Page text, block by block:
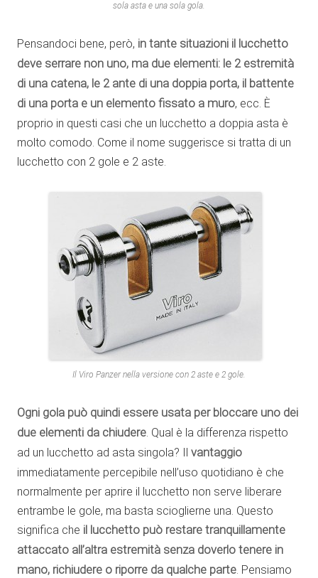
sola asta e una sola gola.
Pensandoci bene, però, in tante situazioni il lucchetto
deve serrare non uno, ma due elementi: le 2 estremità
di una catena, le 2 ante di una doppia porta, il battente
di una porta e un elemento fissato a muro, ecc. È
proprio in questi casi che un lucchetto a doppia asta è
molto comodo. Come il nome suggerisce si tratta di un
lucchetto con 2 gole e 2 aste.
Il Viro Panzer nella versione con 2 aste e 2 gole.
Ogni gola può quindi essere usata per bloccare uno dei
due elementi da chiudere. Qual è la differenza rispetto
ad un lucchetto ad asta singola? Il vantaggio
immediatamente percepibile nell’uso quotidiano è che
normalmente per aprire il lucchetto non serve liberare
entrambe le gole, ma basta scioglierne una. Questo
significa che il lucchetto può restare tranquillamente
attaccato all’altra estremità senza doverlo tenere in
mano, richiudere o riporre da qualche parte. Pensiamo